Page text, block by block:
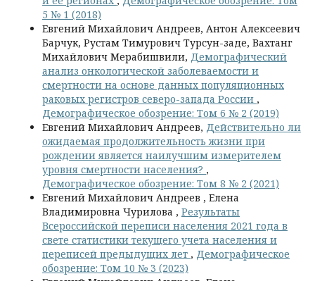
5 № 1 (2018)
Евгений Михайлович Андреев, Антон Алексеевич
Барчук, Рустам Тимурович Турсун-заде, Вахтанг
Михайлович Мерабишвили, Демографический
анализ онкологической заболеваемости и
смертности на основе данных популяционных
раковых регистров северо-запада России ,
Демографическое обозрение: Том 6 № 2 (2019)
Евгений Михайлович Андреев, Действительно ли
ожидаемая продолжительность жизни при
рождении является наилучшим измерителем
уровня смертности населения? ,
Демографическое обозрение: Том 8 № 2 (2021)
Евгений Михайлович Андреев , Елена
Владимировна Чурилова , Результаты
Всероссийской переписи населения 2021 года в
свете статистики текущего учета населения и
переписей предыдущих лет , Демографическое
обозрение: Том 10 № 3 (2023)